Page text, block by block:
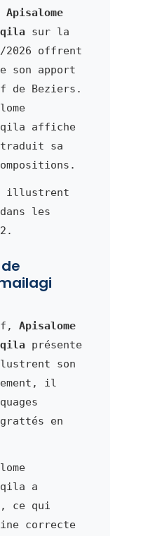
Apisalome
sur la
2026 offrent
son apport
de Beziers.
affiche
sa
illustrent
les
Apisalome
présente
son
il
en
a
ce qui
correcte